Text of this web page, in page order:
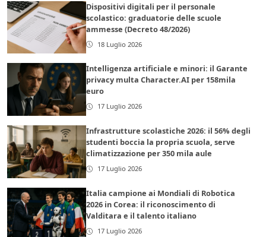
Dispositivi digitali per il personale
scolastico: graduatorie delle scuole
ammesse (Decreto 48/2026)
18 Luglio 2026
Intelligenza artificiale e minori: il Garante
privacy multa Character.AI per 158mila
euro
17 Luglio 2026
Infrastrutture scolastiche 2026: il 56% degli
studenti boccia la propria scuola, serve
climatizzazione per 350 mila aule
17 Luglio 2026
Italia campione ai Mondiali di Robotica
2026 in Corea: il riconoscimento di
Valditara e il talento italiano
17 Luglio 2026